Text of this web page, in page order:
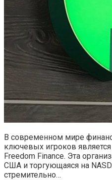
В современном мире
ключевых игроков
Freedom Finance. Эта
США и торгующаяся на
стремительно…